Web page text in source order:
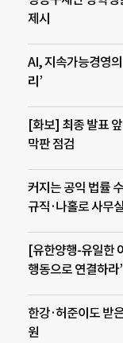
제시
AI, 지속가능경영
리’
[화보] 최종 발표
막판 점검
커지는 공익 법률
규직·나홀로 사무
[유한양행-유일한
행동으로 연결하라
한강·허준이도 받
원